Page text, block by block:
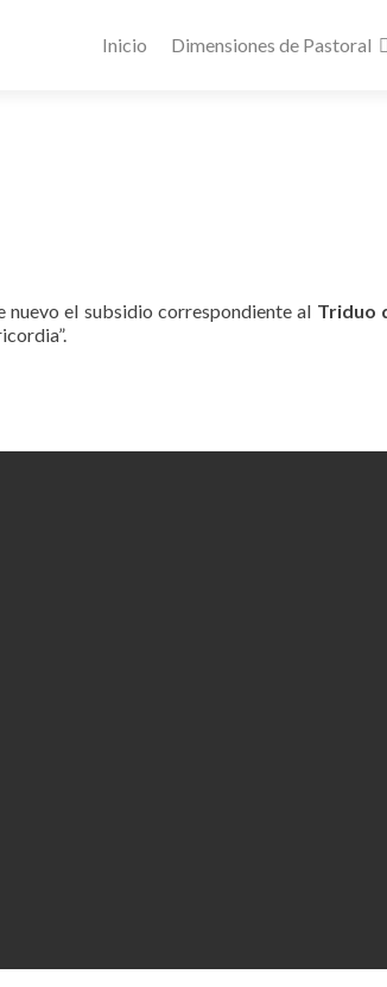
Inicio Dimensiones de Pastoral
el subsidio correspondiente al Triduo